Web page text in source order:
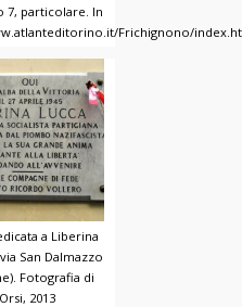
7, particolare. In
Frichignono/
a Liberina
San Dalmazzo
Fotografia di
2013